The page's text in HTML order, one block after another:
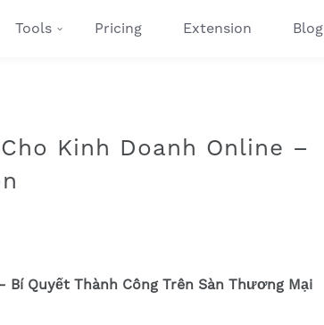
Tools Pricing Extension Blog
Kinh Doanh Online –
Bí Quyết Thành Công Trên Sàn Thương Mại